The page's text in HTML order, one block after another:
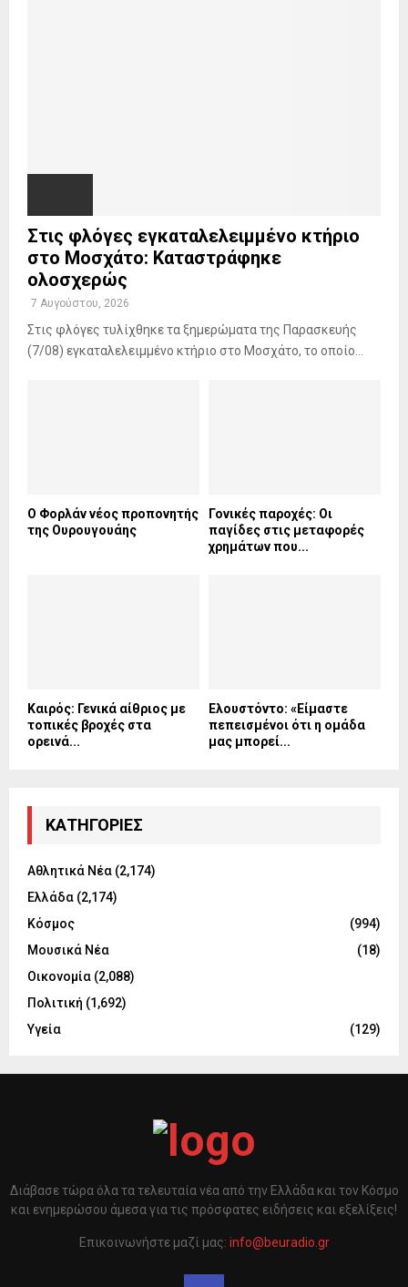
Στις φλόγες εγκαταλελειμμένο κτήριο
στο Μοσχάτο: Καταστράφηκε
ολοσχερώς
7 Αυγούστου, 2026
Στις φλόγες τυλίχθηκε τα ξημερώματα της Παρασκευής
(7/08) εγκαταλελειμμένο κτήριο στο Μοσχάτο, το οποίο...
Ο Φορλάν νέος προπονητής
της Ουρουγουάης
Γονικές παροχές: Οι
παγίδες στις μεταφορές
χρημάτων που...
Καιρός: Γενικά αίθριος με
τοπικές βροχές στα
ορεινά...
Ελουστόντο: «Είμαστε
πεπεισμένοι ότι η ομάδα
μας μπορεί...
KΑΤΗΓΟΡΊΕΣ
Αθλητικά Νέα (2,174)
Ελλάδα (2,174)
Κόσμος
(994)
Μουσικά Νέα
(18)
Οικονομία (2,088)
Πολιτική (1,692)
Υγεία
(129)
Διάβασε τώρα όλα τα τελευταία νέα από την Ελλάδα και τον Κόσμο
και ενημερώσου άμεσα για τις πρόσφατες ειδήσεις και εξελίξεις!
Επικοινωνήστε μαζί μας: info@beuradio.gr